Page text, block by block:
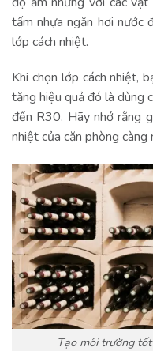
tấm nhựa ngăn hơi nước
lớp cách nhiệt.
Khi chọn lớp cách nhiệt,
tăng hiệu quả đó là dùng
đến R30. Hãy nhớ rằng
nhiệt của căn phòng càng
Tạo môi trường